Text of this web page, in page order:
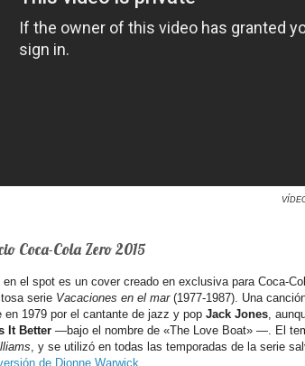
Coca-Cola Zero 2015
el spot es un cover creado en exclusiva para Coca-
serie Vacaciones en el mar(1977-1987). Una
en 1979 por el cantante de jazz y pop Jack Jones,
It Better —bajo el nombre de «The Love Boat» —. El
, y se utilizó en todas las temporadas de la serie
de Dionne Warwick.